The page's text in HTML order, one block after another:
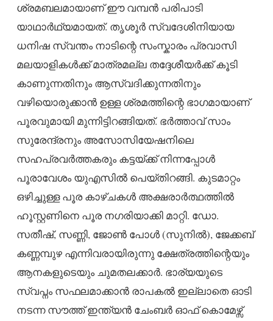
ശ്രമബലമായാണ് ഈ വമ്പൻ പരിപാടി
യാഥാർഥ്യമായത്. തൃശൂർ സ്വദേശിനിയായ
ധനിഷ സ്വന്തം നാടിന്റെ സംസ്കാരം പ്രവാസി
മലയാളികൾക്ക് മാത്രമല്ല തദ്ദേശീയർക്ക് കൂടി
കാണുന്നതിനും ആസ്വദിക്കുന്നതിനും
വഴിയൊരുക്കാൻ ഉള്ള ശ്രമത്തിന്റെ ഭാഗമായാണ്
പൂരവുമായി മുന്നിട്ടിറങ്ങിയത്. ഭർത്താവ് സാം
സുരേന്ദ്രനും അസോസിയേഷനിലെ
സഹപ്രവർത്തകരും കട്ടയ്ക്ക് നിന്നപ്പോൾ
പൂരാവേശം യുഎസിൽ പെയ്തിറങ്ങി. കുടമാറ്റം
ഒഴിച്ചുള്ള പൂര കാഴ്ചകൾ അക്ഷരാർത്ഥത്തിൽ
ഹൂസ്റ്റണിനെ പൂര നഗരിയാക്കി മാറ്റി. ഡോ.
സതീഷ്, സണ്ണി, ജോൺ പോൾ (സുനിൽ), ജേക്കബ്
കണ്ണമ്പുഴ എന്നിവരായിരുന്നു ക്ഷേത്രത്തിന്റെയും
ആനകളുടെയും ചുമതലക്കാർ. ഭാര്യയുടെ
സ്വപ്നം സഫലമാക്കാൻ രാപകൽ ഇല്ലാതെ ഓടി
നടന്ന സൗത്ത് ഇന്ത്യൻ ചേംബർ ഓഫ് കൊമേഴ്സ്